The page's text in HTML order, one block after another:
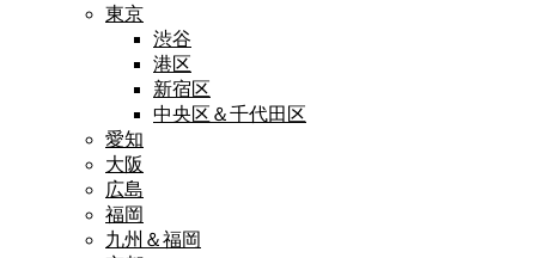
東京
渋谷
港区
新宿区
中央区＆千代田区
愛知
大阪
広島
福岡
九州＆福岡